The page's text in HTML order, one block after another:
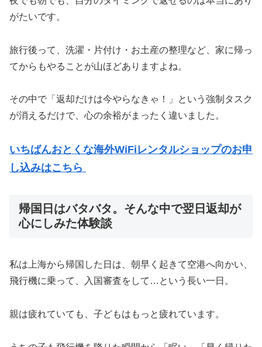
がたいです。
旅行後って、洗濯・片付け・お土産の整理など、家に帰っ
てからもやることが山ほどありますよね。
その中で「返却だけは今やらなきゃ！」という強制タスク
が消えるだけで、心の余裕がまったく違いました。
いちばんおとくな海外WiFiレンタルショップのお申
し込みはこちら
帰国日はバタバタ。そんな中で翌日返却が
心にしみた体験談
私は上海から帰国した日は、朝早く起きて空港へ向かい、
飛行機に乗って、入国審査をして…という長い一日。
親は疲れていても、子どもはもっと疲れています。